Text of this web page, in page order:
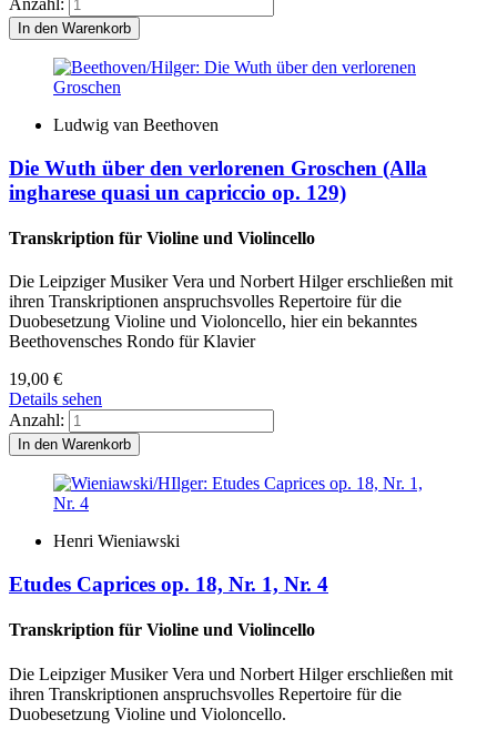
Anzahl:
Ludwig van Beethoven
Die Wuth über den verlorenen Groschen (Alla
ingharese quasi un capriccio op. 129)
Transkription für Violine und Violincello
Die Leipziger Musiker Vera und Norbert Hilger erschließen mit
ihren Transkriptionen anspruchsvolles Repertoire für die
Duobesetzung Violine und Violoncello, hier ein bekanntes
Beethovensches Rondo für Klavier
19,00 €
Details sehen
Anzahl:
Henri Wieniawski
Etudes Caprices op. 18, Nr. 1, Nr. 4
Transkription für Violine und Violincello
Die Leipziger Musiker Vera und Norbert Hilger erschließen mit
ihren Transkriptionen anspruchsvolles Repertoire für die
Duobesetzung Violine und Violoncello.